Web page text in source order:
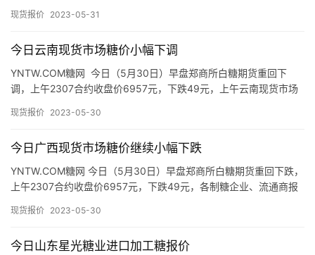
首
页
云
现货报价 2023-05-31
今日云南现货市场糖价小幅下调
YNTW.COM糖网 今日（5月30日）早盘郑商所白糖期货重回下
调，上午2307合约收盘价6957元，下跌49元，上午云南现货市场
现货报价 2023-05-30
今日广西现货市场糖价继续小幅下跌
YNTW.COM糖网 今日（5月30日）早盘郑商所白糖期货重回下跌，
上午2307合约收盘价6957元，下跌49元，各制糖企业、流通商报
现货报价 2023-05-30
今日山东星光糖业进口加工糖报价